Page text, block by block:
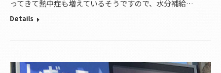
ってきて熱中症も増えているそうですので、水分補給…
Details